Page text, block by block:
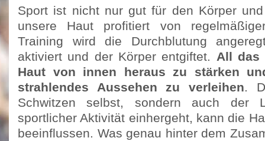
Sport ist nicht nur gut für den Körper
unsere Haut profitiert von
Training wird die Durchblutung
aktiviert und der Körper entgiftet. All das
Haut von innen heraus zu stärken
strahlendes Aussehen zu verleihen.
Schwitzen selbst, sondern auch der
sportlicher Aktivität einhergeht, kann die
beeinflussen. Was genau hinter dem